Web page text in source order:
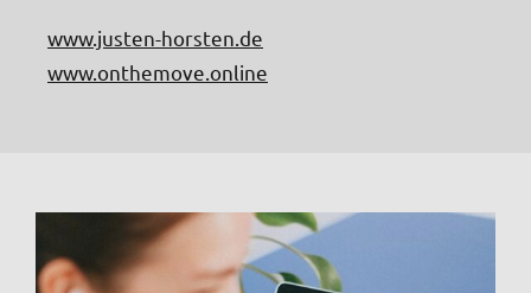
www.justen-horsten.de
www.onthemove.online